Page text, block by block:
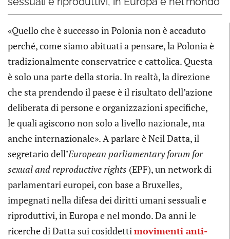
«Quello che è successo in Polonia non è accaduto
perché, come siamo abituati a pensare, la Polonia è
tradizionalmente conservatrice e cattolica. Questa
è solo una parte della storia. In realtà, la direzione
che sta prendendo il paese è il risultato dell’azione
deliberata di persone e organizzazioni specifiche,
le quali agiscono non solo a livello nazionale, ma
anche internazionale». A parlare è Neil Datta, il
segretario dell’European parliamentary forum for
sexual and reproductive rights (EPF), un network di
parlamentari europei, con base a Bruxelles,
impegnati nella difesa dei diritti umani sessuali e
riproduttivi, in Europa e nel mondo. Da anni le
ricerche di Datta sui cosiddetti movimenti anti-